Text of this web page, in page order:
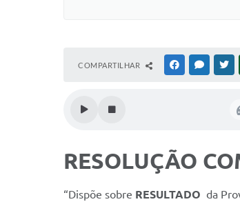
COMPARTILHAR FACEBOOK
RESOLUÇÃO
“Dispõe sobre RESULTADO da